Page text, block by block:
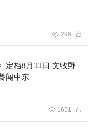
苦、再迷茫，也要选择
沙溢自曝，这次他是靠
：11岁的小鱼儿为片中
另类的“孤独派”。沙溢
历的过程才是最有意义
为毛毛眼配音的土豆，
296
定档8月11日 文牧野
闯中东
1651